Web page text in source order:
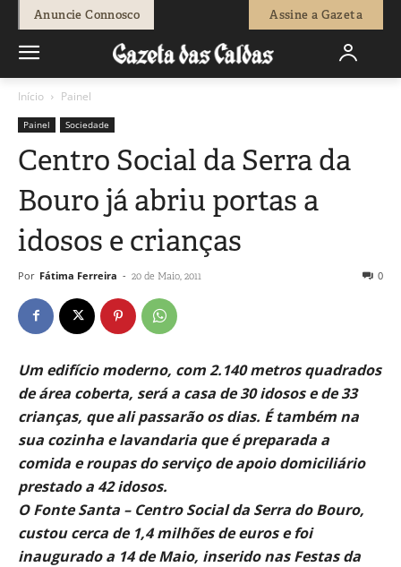
Anuncie Connosco Assine a Gazeta
Início Painel
Painel Sociedade
Centro Social da Serra da
Bouro já abriu portas a
idosos e crianças
Por Fátima Ferreira - 20 de Maio, 2011 0
Um edifício moderno, com 2.140 metros quadrados
de área coberta, será a casa de 30 idosos e de 33
crianças, que ali passarão os dias. É também na
sua cozinha e lavandaria que é preparada a
comida e roupas do serviço de apoio domiciliário
prestado a 42 idosos.
O Fonte Santa – Centro Social da Serra do Bouro,
custou cerca de 1,4 milhões de euros e foi
inaugurado a 14 de Maio, inserido nas Festas da